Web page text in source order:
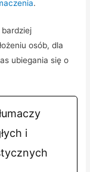
.
osób, dla
ubiegania się o
i